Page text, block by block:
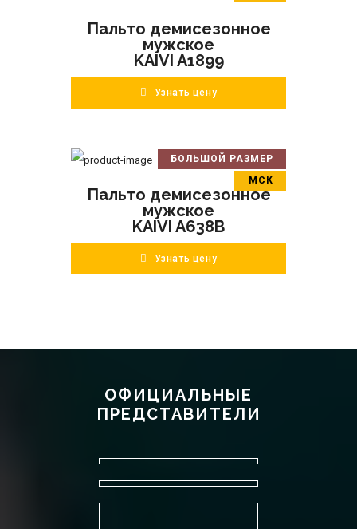
ПОДРОБНЕЕ
Пальто демисезонное
мужское
KAIVI A1899
Узнать цену
БОЛЬШОЙ РАЗМЕР
МСК
ПОДРОБНЕЕ
В корзину
Пальто демисезонное
мужское
KAIVI A638B
Узнать цену
ОФИЦИАЛЬНЫЕ
ПРЕДСТАВИТЕЛИ